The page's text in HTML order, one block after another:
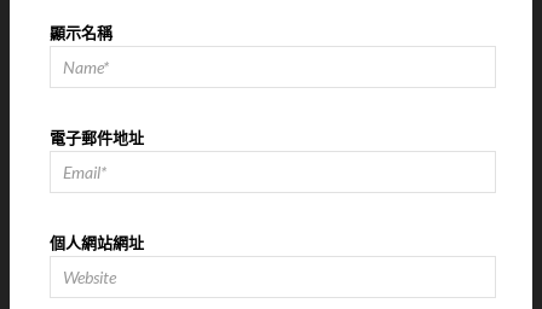
顯示名稱
電子郵件地址
個人網站網址